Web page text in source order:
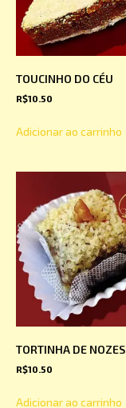
TOUCINHO DO CÉU
R$10.50
Adicionar ao carrinho
TORTINHA DE NOZES
R$10.50
Adicionar ao carrinho